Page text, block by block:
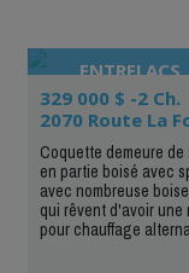
ENTRELACS
329 000 $ -2 Ch.
2070 Route La
Coquette demeure de
en partie boisé avec
avec nombreuse
qui rêvent d'avoir une
pour chauffage